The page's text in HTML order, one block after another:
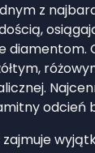
z
diamentom.
odcień